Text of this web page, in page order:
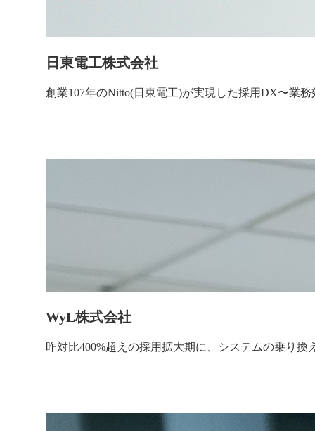
日東電工株式会社
創業107年のNitto(日東電工)が実現した採用DX〜業
WyL株式会社
昨対比400%超えの採用拡大期に、システムの乗り